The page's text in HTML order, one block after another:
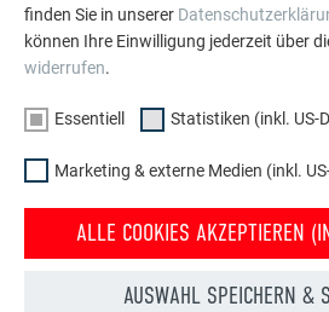
finden Sie in unserer
können Ihre Einwilligung jederzeit über
widerrufen.
Essentiell Statistiken (inkl. US-
Marketing & externe Medien (inkl.
ALLE COOKIES AKZEPTIEREN
AUSWAHL SPEICHERN &